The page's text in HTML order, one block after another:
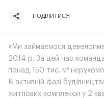
ЧИТАТИ ІСТОРІЮ
ПОДІЛИТИСЯ
«Ми займаємося
2014 р. За цей час
понад 150 тис. м²
В активній фазі
житлових комплекси у 2